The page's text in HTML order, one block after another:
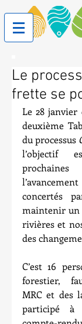
Le
frette se
Le 28
deuxième
du processus
l’objectif
concertés
maintenir un
rivières et
des
C’est 16
forestier,
MRC et des
participé à